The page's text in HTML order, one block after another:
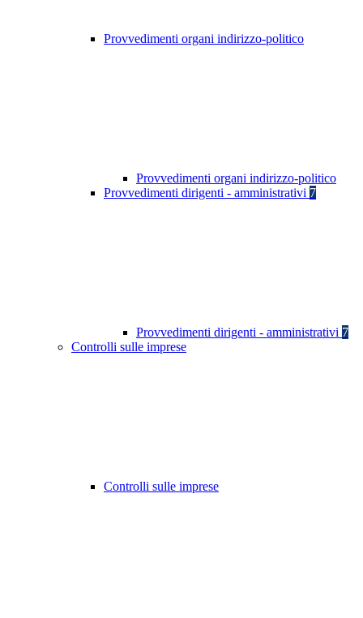
Provvedimenti organi indirizzo-politico
Provvedimenti organi indirizzo-politico
Provvedimenti dirigenti - amministrativi 7
Provvedimenti dirigenti - amministrativi 7
Controlli sulle imprese
Controlli sulle imprese